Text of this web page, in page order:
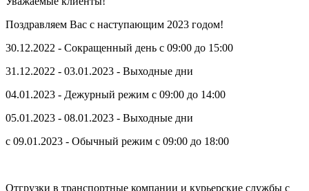
Поздравляем Вас с наступающим 2023 годом!
30.12.2022 - Сокращенный день с 09:00 до 15:00
31.12.2022 - 03.01.2023 - Выходные дни
04.01.2023 - Дежурный режим с 09:00 до 14:00
05.01.2023 - 08.01.2023 - Выходные дни
с 09.01.2023 - Обычный режим с 09:00 до 18:00
Отгрузки в транспортные компании и курьерские службы с